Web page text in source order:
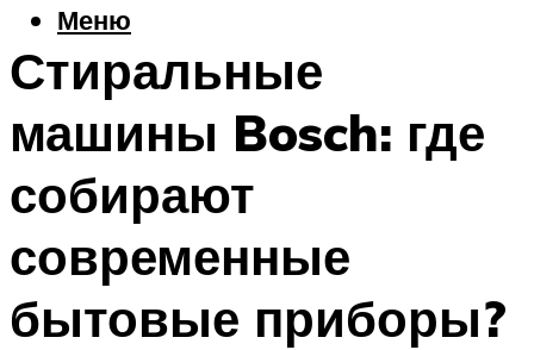
Меню
Стиральные
машины Bosch: где
собирают
современные
бытовые приборы?